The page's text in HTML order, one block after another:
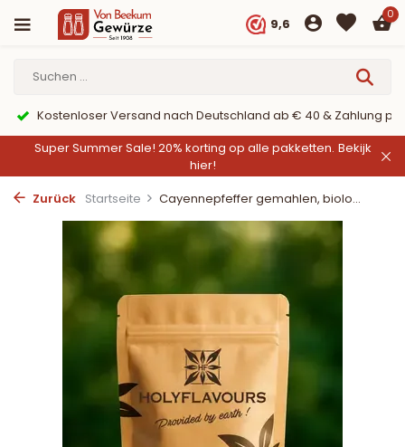
9,6
0
Kostenloser Versand nach Deutschland ab € 40 & Zahlung
Super Summer Sale! 20% korting op alle pakketten. Bekijk
hier!
Zurück Startseite Cayennepfeffer gemahlen, biolo...